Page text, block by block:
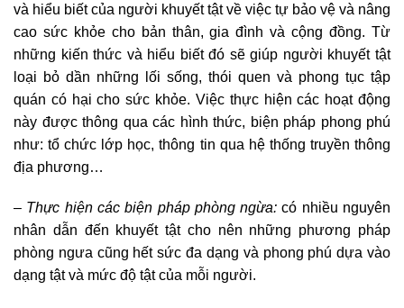
và hiểu biết của người khuyết tật về việc tự bảo vệ và nâng
cao sức khỏe cho bản thân, gia đình và cộng đồng. Từ
những kiến thức và hiểu biết đó sẽ giúp người khuyết tật
loại bỏ dần những lối sống, thói quen và phong tục tập
quán có hại cho sức khỏe. Việc thực hiện các hoạt động
này được thông qua các hình thức, biện pháp phong phú
như: tổ chức lớp học, thông tin qua hệ thống truyền thông
địa phương…
– Thực hiện các biện pháp phòng ngừa: có nhiều nguyên
nhân dẫn đến khuyết tật cho nên những phương pháp
phòng ngưa cũng hết sức đa dạng và phong phú dựa vào
dạng tật và mức độ tật của mỗi người.